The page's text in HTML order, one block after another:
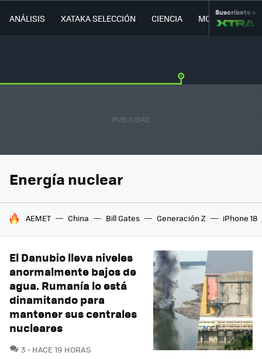
ANÁLISIS XATAKA SELECCIÓN CIENCIA MOVILIDAD
Suscríbete a
Energía nuclear
HOY SE HABLA DE
AEMET China Bill Gates Generación Z iPhone 18
El Danubio lleva niveles
anormalmente bajos de
agua. Rumanía lo está
dinamitando para
mantener sus centrales
nucleares
3 COMENTARIOS
HACE 19 HORAS